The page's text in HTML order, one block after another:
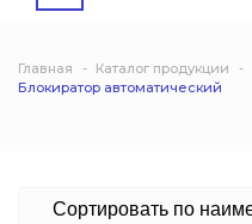
Главная Каталог продукции
Блокиратор автоматический